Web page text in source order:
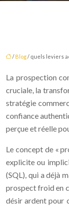
/ Blog/ quels leviers
La prospection
cruciale, la
stratégie
confiance
perçue et réelle
Le concept de «
explicite ou
(SQL), qui a déjà
prospect froid en
désir ardent pour